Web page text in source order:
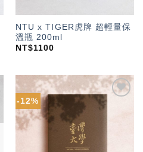
NTU x TIGER虎牌 超輕量保
溫瓶 200ml
NT$1100
-12%